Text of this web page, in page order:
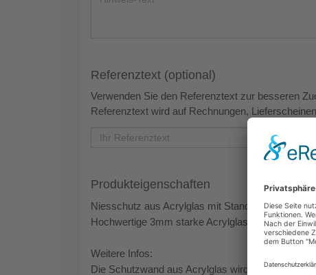
Referenztext (optional)
Verwenden Sie den Referenztext zur besseren
Referenztext wird auf Rechnungen,
Produkteigenschaften
Niesschutz aus Acrylglas mit Standfüßen und
Hochwertige 3mm starke Acrylglasplatte
Weitere Infos:
Die Schutzwand aus Acrylglas wird inklusive